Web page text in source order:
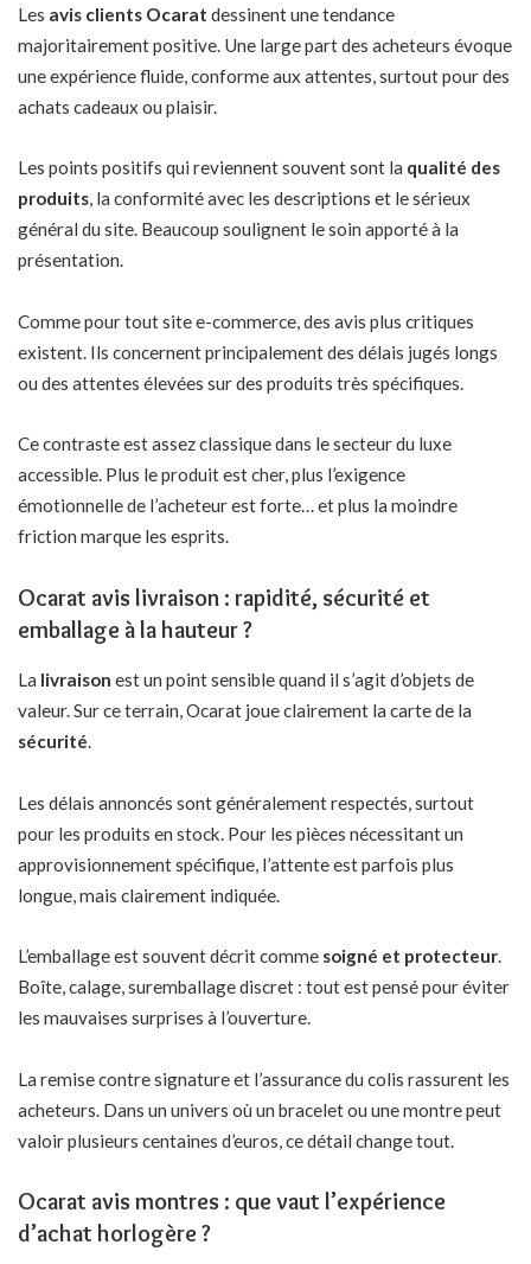
Les avis clients Ocarat dessinent une tendance
majoritairement positive. Une large part des acheteurs évoque
une expérience fluide, conforme aux attentes, surtout pour des
achats cadeaux ou plaisir.
Les points positifs qui reviennent souvent sont la qualité des
produits, la conformité avec les descriptions et le sérieux
général du site. Beaucoup soulignent le soin apporté à la
présentation.
Comme pour tout site e-commerce, des avis plus critiques
existent. Ils concernent principalement des délais jugés longs
ou des attentes élevées sur des produits très spécifiques.
Ce contraste est assez classique dans le secteur du luxe
accessible. Plus le produit est cher, plus l’exigence
émotionnelle de l’acheteur est forte… et plus la moindre
friction marque les esprits.
Ocarat avis livraison : rapidité, sécurité et
emballage à la hauteur ?
La livraison est un point sensible quand il s’agit d’objets de
valeur. Sur ce terrain, Ocarat joue clairement la carte de la
sécurité.
Les délais annoncés sont généralement respectés, surtout
pour les produits en stock. Pour les pièces nécessitant un
approvisionnement spécifique, l’attente est parfois plus
longue, mais clairement indiquée.
L’emballage est souvent décrit comme soigné et protecteur.
Boîte, calage, suremballage discret : tout est pensé pour éviter
les mauvaises surprises à l’ouverture.
La remise contre signature et l’assurance du colis rassurent les
acheteurs. Dans un univers où un bracelet ou une montre peut
valoir plusieurs centaines d’euros, ce détail change tout.
Ocarat avis montres : que vaut l’expérience
d’achat horlogère ?